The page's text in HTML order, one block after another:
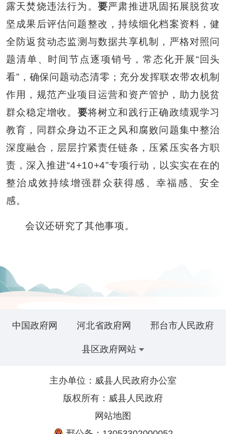
露天焚烧违法行为。 要严肃推进巩固拓展脱贫攻
坚成果后评估问题整改 ，持续细化档案资料，健
全防返贫动态监测与数据共享机制，严格对照问
题清单、时间节点逐项销号，常态化开展“回头
看” ，确保问题动态清零； 充分发挥联农带农机制
作用，规范产业项目运营和资产管护，助力 脱贫
群众稳定增收。 要将树立和践行正确政绩观学习
教育，同群众身边不正之风和腐败问题集中整治
深度融合，层层拧紧责任链条，压紧压实各方职
责，深入推进“4+10+4”专项行动， 以实实在在的
整治成效持续增强群众获得感、幸福感、安全
感。
会议还研究了其他事项。
中国政府网 河北省政府网 邢台市人民政府
县区政府网站
主办单位：威县人民政府办公室
版权所有：威县人民政府
网站地图